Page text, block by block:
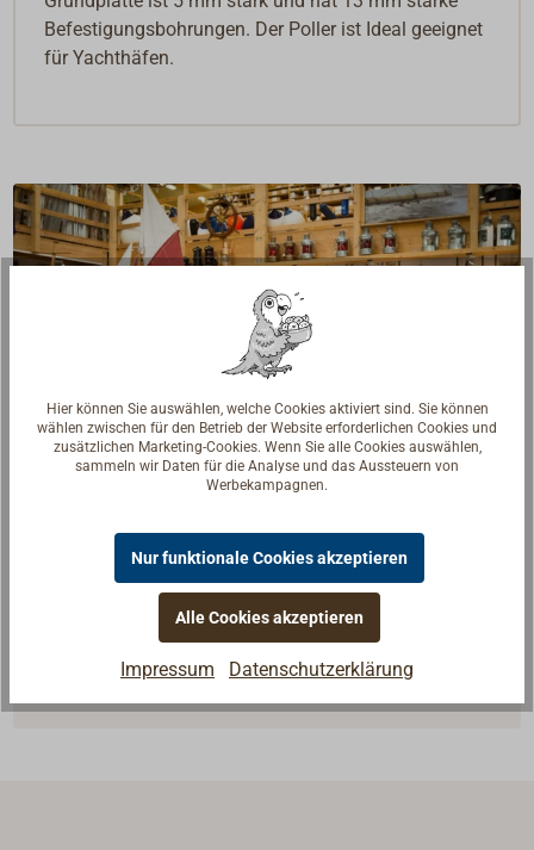
Befestigungsbohrungen. Der Poller ist Ideal geeignet
für Yachthäfen.
Fragen zum Artikel?
Reden Sie mit Handwerkern, Bootsbauern und
Seglerinnen. Wir verstehen Ihre Fragen und geben die
passende Antwort.
Experten kontaktieren
Hier können Sie auswählen, welche Cookies aktiviert sind. Sie können
wählen zwischen für den Betrieb der Website erforderlichen Cookies und
zusätzlichen Marketing-Cookies. Wenn Sie alle Cookies auswählen,
sammeln wir Daten für die Analyse und das Aussteuern von
Werbekampagnen.
Nur funktionale Cookies akzeptieren
Alle Cookies akzeptieren
Impressum Datenschutzerklärung